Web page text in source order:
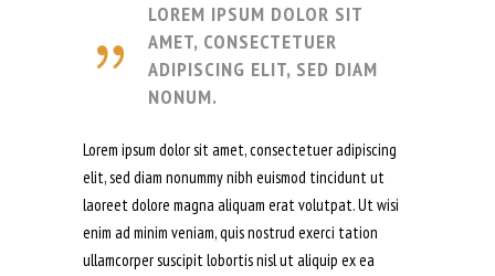
LOREM IPSUM DOLOR SIT
AMET, CONSECTETUER
ADIPISCING ELIT, SED DIAM
NONUM.
Lorem ipsum dolor sit amet, consectetuer adipiscing
elit, sed diam nonummy nibh euismod tincidunt ut
laoreet dolore magna aliquam erat volutpat. Ut wisi
enim ad minim veniam, quis nostrud exerci tation
ullamcorper suscipit lobortis nisl ut aliquip ex ea